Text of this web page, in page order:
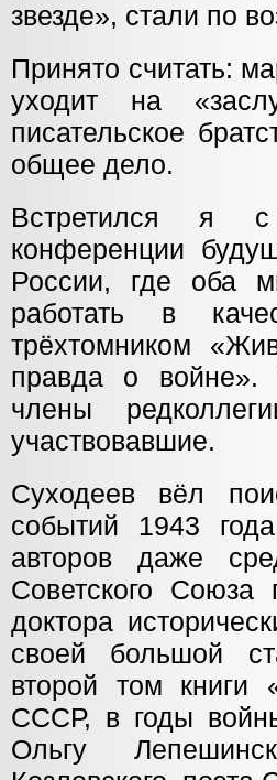
звезде», стали по
Принято считать:
уходит на
писательское
общее дело.
Встретился я с
конференции
России, где оба
работать в
трёхтомником
правда о войне».
члены
участвовавшие.
Суходеев вёл
событий 1943
авторов даже
Советского Союза
доктора
своей большой
второй том книги
СССР, в годы
Ольгу